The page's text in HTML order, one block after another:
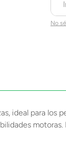
No
ideal para los